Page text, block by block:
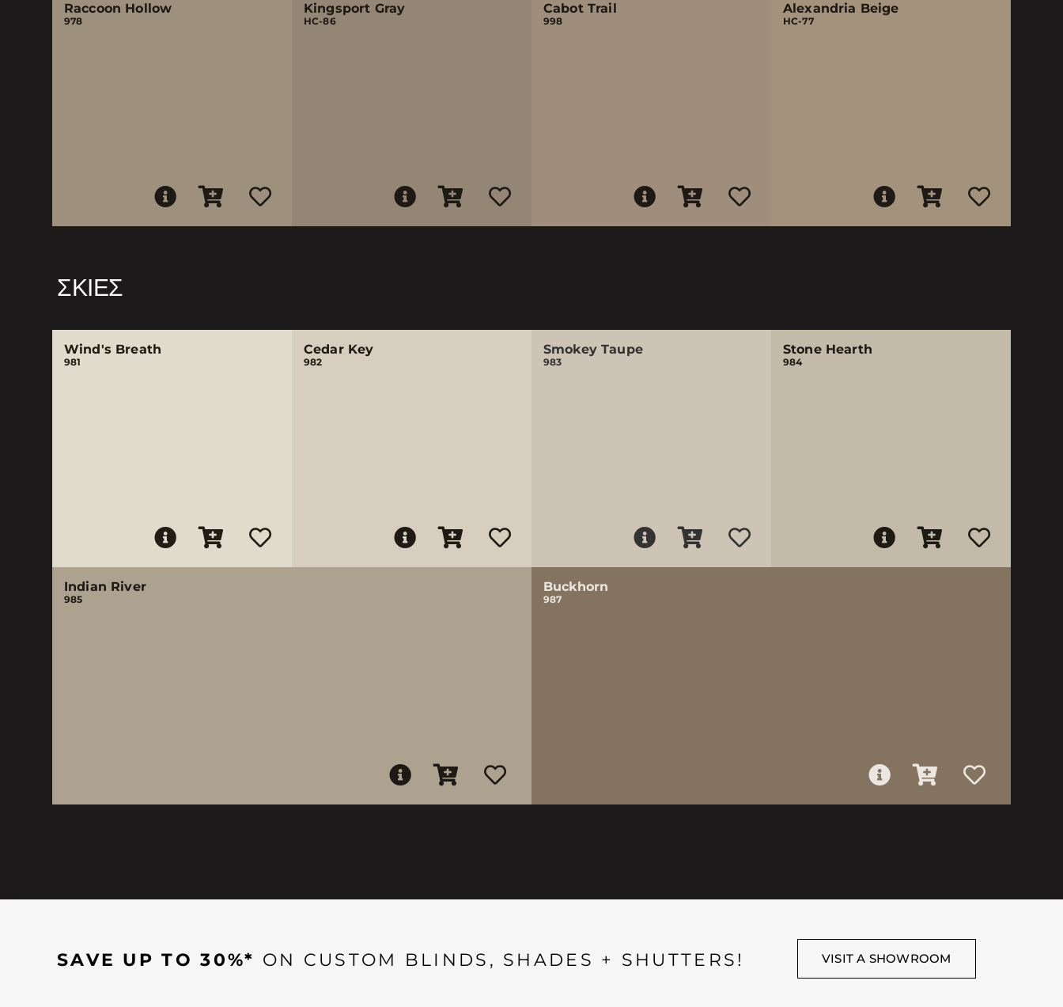
Raccoon Hollow
978
Kingsport Gray
HC-86
Cabot Trail
998
Alexandria Beige
HC-77
ΣΚΙΈΣ
Wind's Breath
981
Cedar Key
982
Smokey Taupe
983
Stone Hearth
984
Indian River
985
Buckhorn
987
SAVE UP TO 30%* ON CUSTOM BLINDS, SHADES + SHUTTERS! VISIT A SHOWROOM